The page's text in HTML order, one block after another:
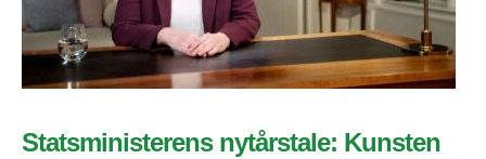
Statsministerens nytårstale: Kunsten